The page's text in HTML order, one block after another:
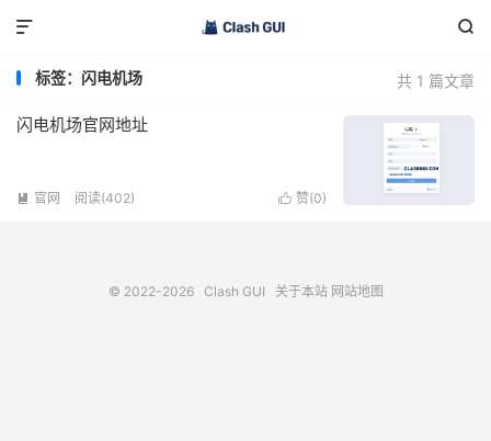


共 1 篇文章
标签：闪电机场
闪电机场官网地址
 赞(0)
 官网 阅读(402)
© 2022-2026 Clash GUI 关于本站 网站地图